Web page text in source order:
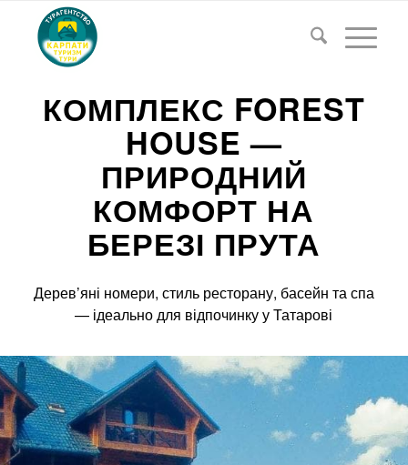
КОМПЛЕКС FOREST
HOUSE —
ПРИРОДНИЙ
КОМФОРТ НА
БЕРЕЗІ ПРУТА
Дерев’яні номери, стиль ресторану, басейн та спа
— ідеально для відпочинку у Татарові